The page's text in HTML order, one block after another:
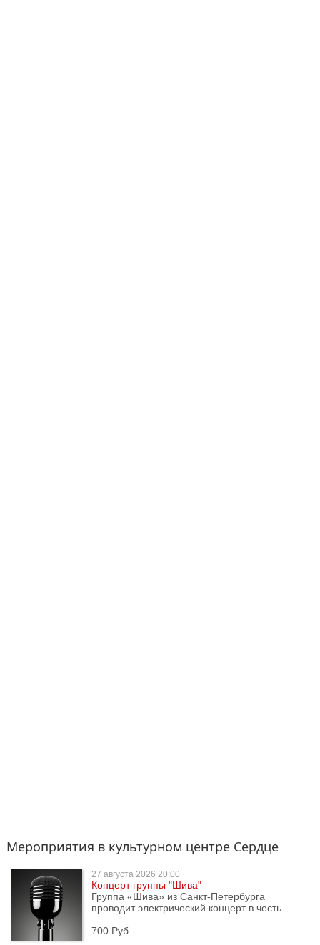
Мероприятия в культурном центре Сердце
27 августа 2026 20:00
Концерт группы "Шива"
Группа «Шива» из Санкт-Петербурга
проводит электрический концерт в честь...
700 Руб.